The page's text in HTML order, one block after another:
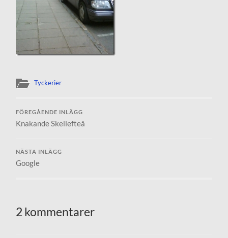
Tyckerier
FÖREGÅENDE INLÄGG
Knakande Skellefteå
NÄSTA INLÄGG
Google
2 kommentarer